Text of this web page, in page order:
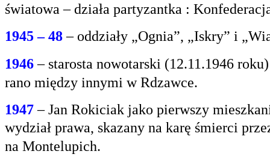
światowa – działa partyzantka :
1945 – 48– oddziały „Ognia”, „Iskry” i
1946– starosta nowotarski (12.11.1946
rano między innymi w Rdzawce.
1947 – Jan Rokiciak jako pierwszy
wydział prawa, skazany na karę śmierci
na Montelupich.